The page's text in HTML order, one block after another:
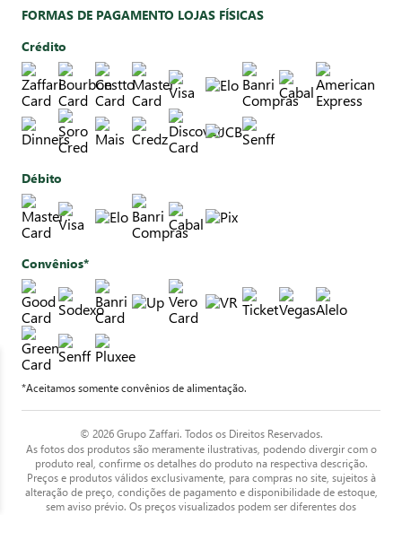
FORMAS DE PAGAMENTO LOJAS FÍSICAS
Crédito
Débito
Convênios*
*Aceitamos somente convênios de alimentação.
© 2026 Grupo Zaffari. Todos os Direitos Reservados.
As fotos dos produtos são meramente ilustrativas, podendo divergir com o
produto real, confirme os detalhes do produto na respectiva descrição.
Preços e produtos válidos exclusivamente, para compras no site, sujeitos à
alteração de preço, condições de pagamento e disponibilidade de estoque,
sem aviso prévio. Os preços visualizados podem ser diferentes dos